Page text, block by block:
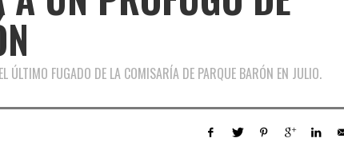
ÚLTIMO FUGADO DE LA COMISARÍA DE PARQUE BARÓN EN JULIO.